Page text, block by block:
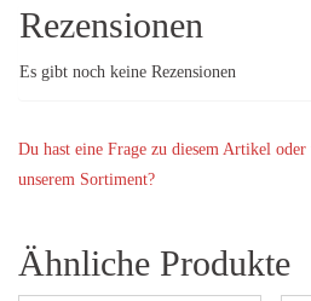
Rezensionen
Es gibt noch keine Rezensionen
Du hast eine Frage zu diesem Artikel
unserem Sortiment?
Ähnliche Produkte